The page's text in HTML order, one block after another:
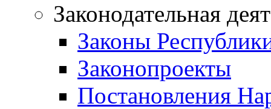
Законодательная
Законы
Законопроекты
Постановления